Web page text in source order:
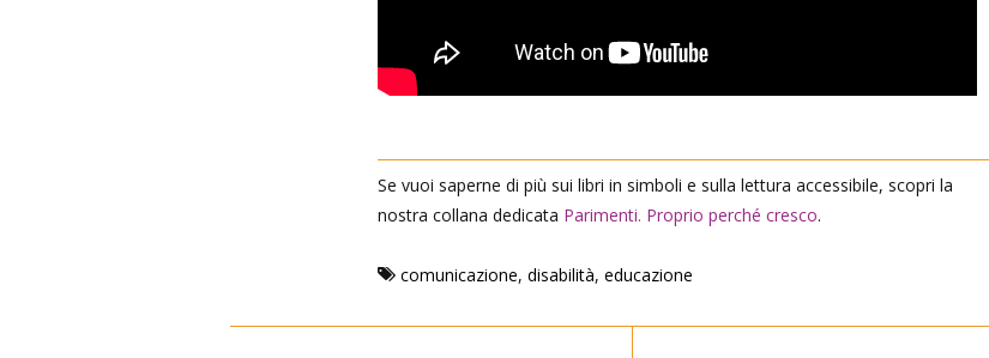
Se vuoi saperne di più sui libri in simboli e sulla lettura accessibile, scopri la
nostra collana dedicata Parimenti. Proprio perché cresco.
comunicazione, disabilità, educazione